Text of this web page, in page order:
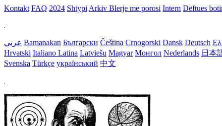
Kontakt FAQ 2024 Shtypi Arkiv Blerje me porosi Intern Dëftues
عربي Bamanakan Български Čeština Crnogorski Dansk Deutsch
Hrvatski Italiano Latina Latviešu Magyar Монгол Nederlands 日本
Svenska Türkçe український 中文